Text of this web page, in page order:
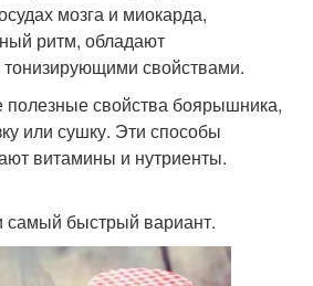
мозга и миокарда,
ритм, обладают
свойствами.
полезные свойства боярышника,
или сушку. Эти способы
витамины и нутриенты.
самый быстрый вариант.